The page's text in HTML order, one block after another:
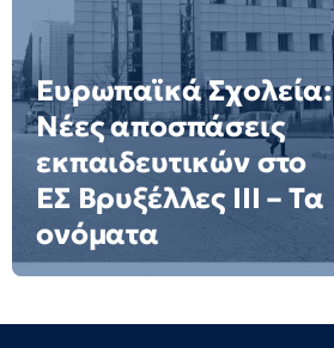
Ευρωπαϊκά Σχολεία:
Νέες αποσπάσεις
εκπαιδευτικών στο
ΕΣ Βρυξέλλες ΙΙΙ – Τα
ονόματα